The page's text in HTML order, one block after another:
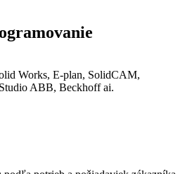
Works, E-plan, SolidCAM,
ABB, Beckhoff ai.